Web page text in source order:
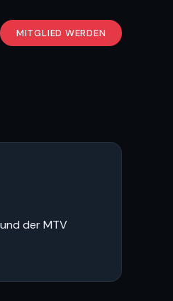
MITGLIED WERDEN
der MTV